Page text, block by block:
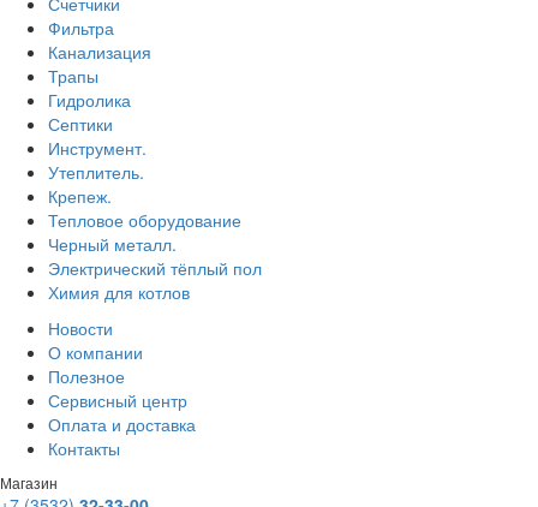
Фильтра
Канализация
Трапы
Гидролика
Септики
Инструмент.
Утеплитель.
Крепеж.
Тепловое оборудование
Черный металл.
Электрический тёплый пол
Химия для котлов
Новости
О компании
Полезное
Сервисный центр
Оплата и доставка
Контакты
Магазин